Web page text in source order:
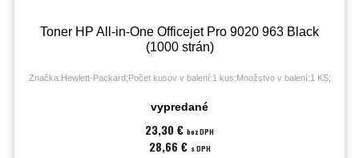
Toner HP All-in-One Officejet Pro 9020 963 Black
(1000 strán)
Značka:Hewlett-Packard;Počet kusov v balení:1 kus;Množstvo v balení:1 KS;
vypredané
23,30 € bez DPH
28,66 € s DPH